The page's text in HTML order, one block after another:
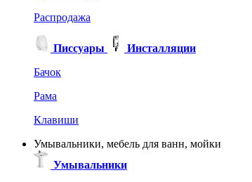
Распродажа
Писсуары
Инсталляции
Бачок
Рама
Клавиши
Умывальники, мебель для ванн, мойки
Умывальники